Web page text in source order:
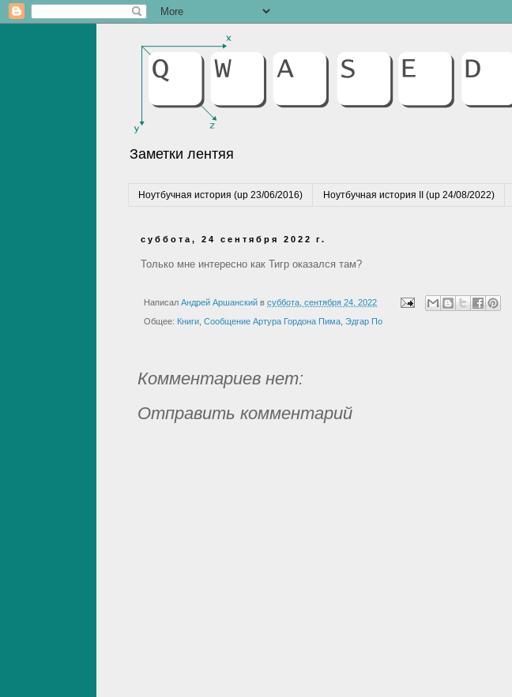
Заметки лентяя
Ноутбучная история (up 23/06/2016) Ноутбучная история II (up 24/08/2022)
суббота, 24 сентября 2022 г.
Только мне интересно как Тигр оказался там?
Написал Андрей Аршанский в суббота, сентября 24, 2022
Общее: Книги Сообщение Артура Гордона Пима Эдгар По
Комментариев нет:
Отправить комментарий